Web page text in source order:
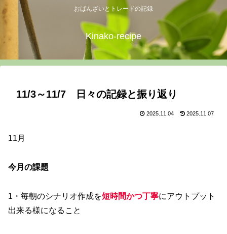
おばんざいとトレードの記録
Kinako-recipe
11/3～11/7 日々の記録と振り返り
2025.11.04 2025.11.07
11月
今月の課題
1・毎朝のシナリオ作成を短時間かつ丁寧にアウトプット
出来る様になること